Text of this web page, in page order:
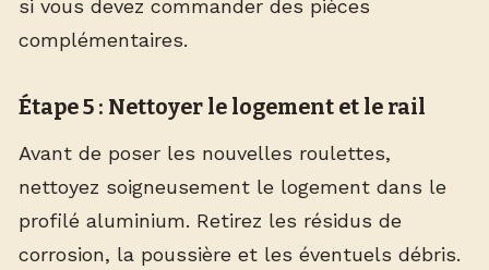
si vous devez commander des pièces
complémentaires.
Étape 5 : Nettoyer le logement et le rail
Avant de poser les nouvelles roulettes,
nettoyez soigneusement le logement dans le
profilé aluminium. Retirez les résidus de
corrosion, la poussière et les éventuels débris.